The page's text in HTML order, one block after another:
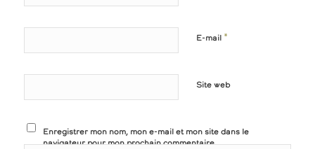
E-mail *
Site web
Enregistrer mon nom, mon e-mail et mon site dans le
navigateur pour mon prochain commentaire.